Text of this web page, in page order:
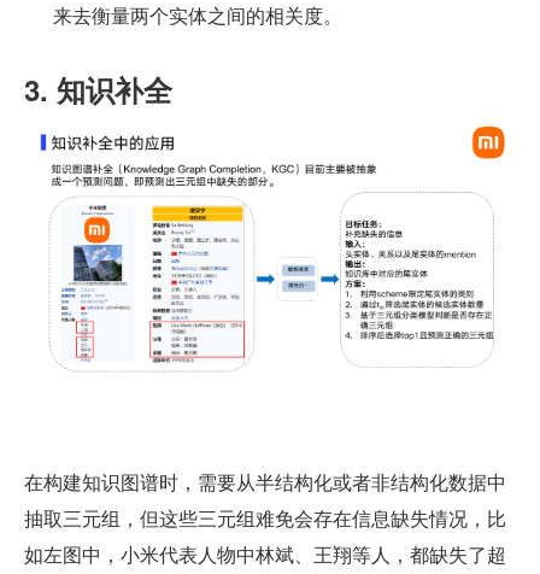
来去衡量两个实体之间的相关度。
3. 知识补全
在构建知识图谱时，需要从半结构化或者非结构化数据中
抽取三元组，但这些三元组难免会存在信息缺失情况，比
如左图中，小米代表人物中林斌、王翔等人，都缺失了超